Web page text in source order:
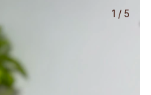
1 / 5